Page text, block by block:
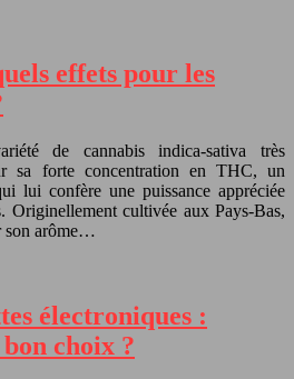
effets pour les
de cannabis indica-sativa très
sa forte concentration en THC, un
lui confère une puissance appréciée
Originellement cultivée aux Pays-Bas,
son arôme…
électroniques :
choix ?